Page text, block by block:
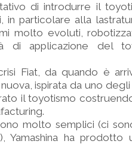
di introdurre il
in particolare alla
molto evoluti,
di applicazione del
Fiat, da quando è
ispirata da uno degli
il toyotismo
molto semplici (ci
Yamashina ha prodotto